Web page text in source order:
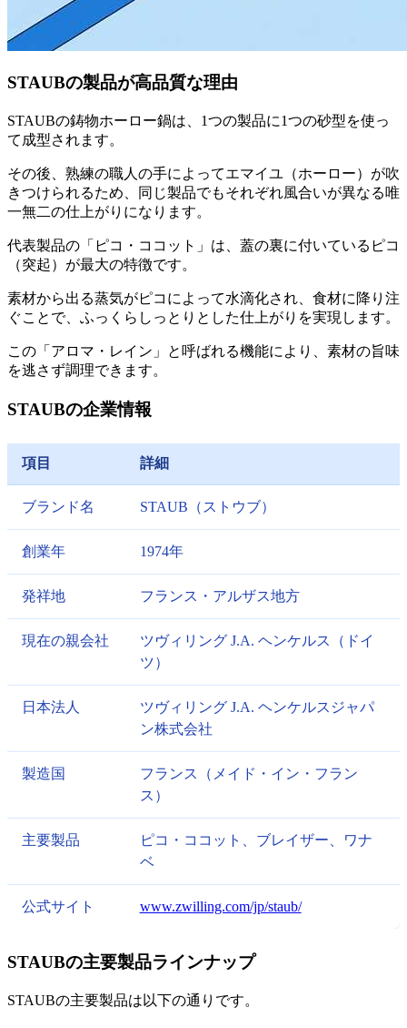
STAUBの製品が高品質な理由
STAUBの鋳物ホーロー鍋は、1つの製品に1つの砂型を使っ
て成型されます。
その後、熟練の職人の手によってエマイユ（ホーロー）が吹
きつけられるため、同じ製品でもそれぞれ風合いが異なる唯
一無二の仕上がりになります。
代表製品の「ピコ・ココット」は、蓋の裏に付いているピコ
（突起）が最大の特徴です。
素材から出る蒸気がピコによって水滴化され、食材に降り注
ぐことで、ふっくらしっとりとした仕上がりを実現します。
この「アロマ・レイン」と呼ばれる機能により、素材の旨味
を逃さず調理できます。
STAUBの企業情報
項目 詳細
ブランド名 STAUB（ストウブ）
創業年 1974年
発祥地 フランス・アルザス地方
現在の親会社
ツヴィリング J.A. ヘンケルス（ドイ
ツ）
日本法人
ツヴィリング J.A. ヘンケルスジャパ
ン株式会社
製造国
フランス（メイド・イン・フラン
ス）
主要製品
ピコ・ココット、ブレイザー、ワナ
ベ
公式サイト www.zwilling.com/jp/staub/
STAUBの主要製品ラインナップ
STAUBの主要製品は以下の通りです。